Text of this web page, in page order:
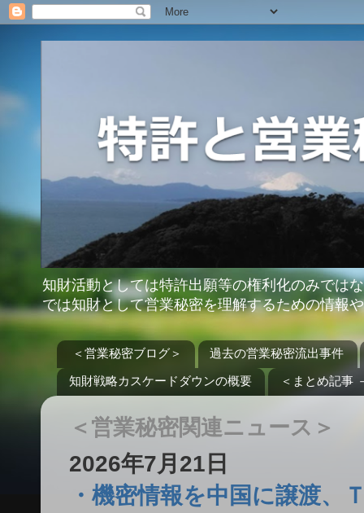
知財活動としては特許出願等の権利化のみでは
では知財として営業秘密を理解するための情報
＜営業秘密ブログ＞
過去の営業秘密流出事件
知財戦略カスケードダウンの概要
＜まとめ記事
＜営業秘密関連ニュース＞
2026年7月21日
・機密情報を中国に譲渡、